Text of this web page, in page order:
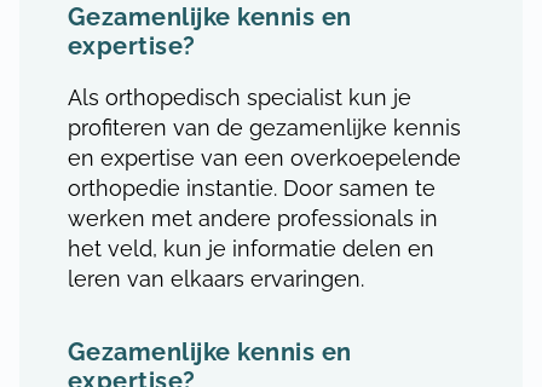
Gezamenlijke kennis en
expertise?
Als orthopedisch specialist kun je
profiteren van de gezamenlijke kennis
en expertise van een overkoepelende
orthopedie instantie. Door samen te
werken met andere professionals in
het veld, kun je informatie delen en
leren van elkaars ervaringen.
Gezamenlijke kennis en
expertise?